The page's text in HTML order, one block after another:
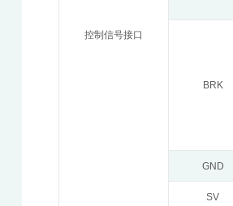
控制信号接口
BRK
GND
SV